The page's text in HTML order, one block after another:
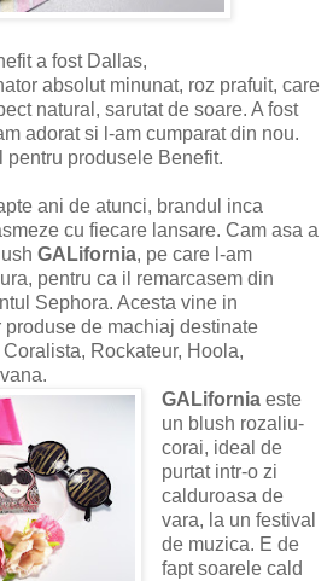
a fost Dallas,
absolut minunat, roz prafuit, care
natural, sarutat de soare. A fost
adorat si l-am cumparat din nou.
pentru produsele Benefit.
ani de atunci, brandul inca
cu fiecare lansare. Cam asa a
GALifornia, pe care l-am
pentru ca il remarcasem din
Sephora. Acesta vine in
de machiaj destinate
Rockateur, Hoola,
GALiforniaeste
un blush rozaliu-
corai, ideal de
purtat intr-o zi
calduroasa de
vara, la un festival
de muzica. E de
fapt soarele cald